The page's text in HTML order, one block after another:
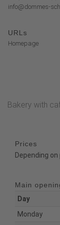
info@dommes-
URLs
Homepage
Bakery with
Prices
Depending
Main
Day
Monday